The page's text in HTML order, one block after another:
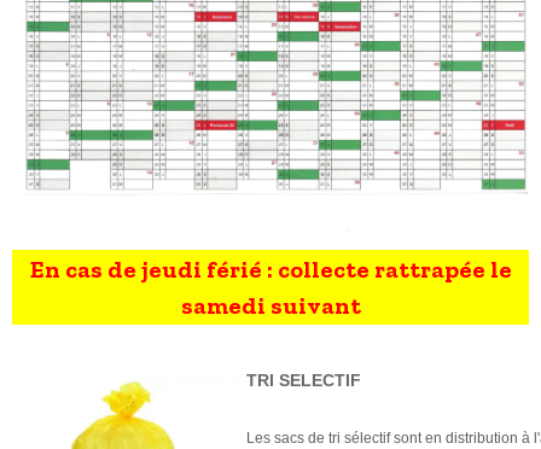
En cas de jeudi férié : collecte rattrapée le
samedi suivant
TRI SELECTIF
Les sacs de tri sélectif sont en distribution à